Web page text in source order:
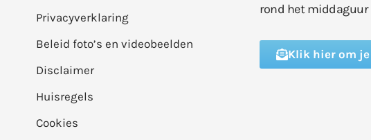
Privacyverklaring
Beleid foto’s en videobeelden
Disclaimer
Huisregels
Cookies
rond het middaguur
Klik hier om